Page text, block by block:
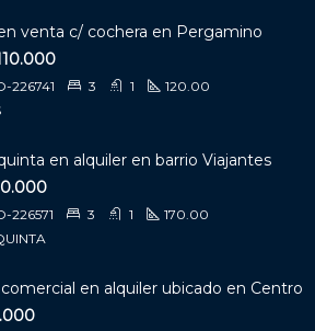
venta c/ cochera en Pergamino
226741 3 1
120.00
en alquiler en barrio Viajantes
226571 3 1
170.00
en alquiler ubicado en Centro